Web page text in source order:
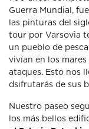
Guerra Mundial,
las pinturas del
tour por Varsovia
un pueblo de
vivían en los
ataques. Esto nos
dsifrutarás de sus
Nuestro paseo
los más bellos